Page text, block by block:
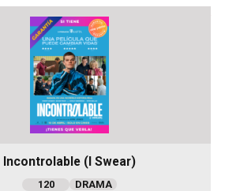
Incontrolable (I Swear)
120 DRAMA